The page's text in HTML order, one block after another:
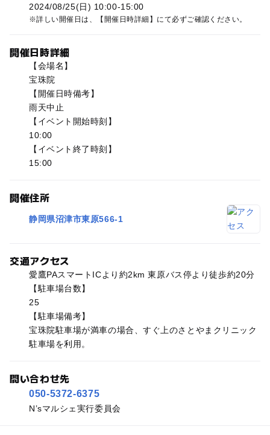
2024/08/25(日) 10:00-15:00
詳しい開催日は、【開催日時詳細】にて必ずご確認ください。
開催日時詳細
【会場名】
宝珠院
【開催日時備考】
雨天中止
【イベント開始時刻】
10:00
【イベント終了時刻】
15:00
開催住所
静岡県沼津市東原566-1
交通アクセス
愛鷹PAスマートICより約2km 東原バス停より徒歩約20分
【駐車場台数】
25
【駐車場備考】
宝珠院駐車場が満車の場合、すぐ上のさとやまクリニック
駐車場を利用。
問い合わせ先
050-5372-6375
N’sマルシェ実行委員会